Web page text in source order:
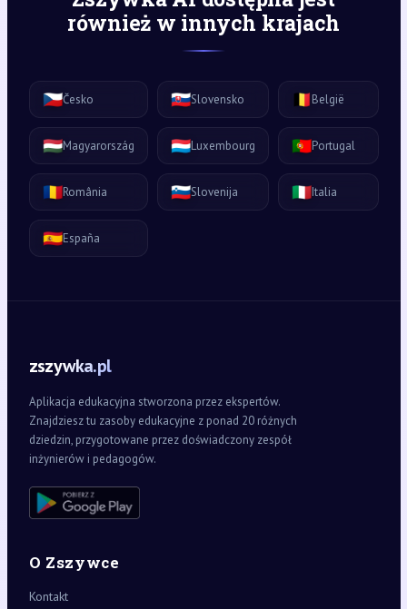
również w innych krajach
🇨🇿Česko 🇸🇰Slovensko 🇧🇪België
🇭🇺Magyarország 🇱🇺Luxembourg 🇵🇹Portugal
🇷🇴România 🇸🇮Slovenija 🇮🇹Italia
🇪🇸España
zszywka.pl
Aplikacja edukacyjna stworzona przez ekspertów.
Znajdziesz tu zasoby edukacyjne z ponad 20 różnych
dziedzin, przygotowane przez doświadczony zespół
inżynierów i pedagogów.
O Zszywce
Kontakt